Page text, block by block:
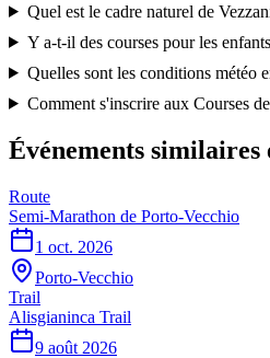
Quel est le cadre naturel de
Y a-t-il des courses pour les
Quelles sont les conditions météo
Comment s'inscrire aux Courses
Événements similaires
Route
Semi-Marathon de Porto-Vecchio
1 oct. 2026
Porto-Vecchio
Trail
Alisgianinca Trail
9 août 2026